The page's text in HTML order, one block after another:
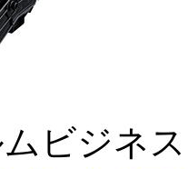
ビジネ